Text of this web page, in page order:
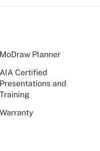
MoDraw Planner
AIA Certified
Presentations and
Training
Warranty